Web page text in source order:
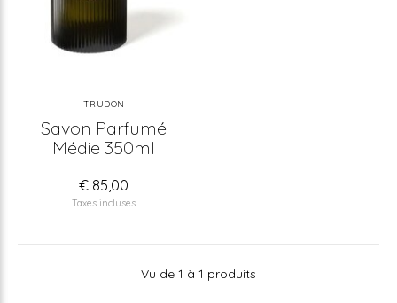
TRUDON
Savon Parfumé
Médie 350ml
€ 85,00
Taxes incluses
Vu de 1 à 1 produits